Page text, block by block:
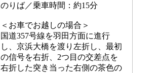
のりば／乗車時間：約15分
＜お車でお越しの場合＞
国道357号線を羽田方面に進行
し、京浜大橋を渡り左折し、最初
の信号を右折、2つ目の交差点を
右折した突き当った右側の茶色の